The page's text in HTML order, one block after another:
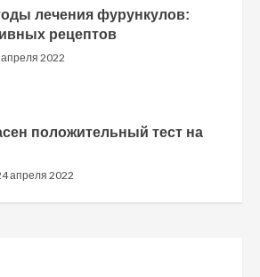
лечения фурункулов:
рецептов
2022
положительный тест на
апреля 2022